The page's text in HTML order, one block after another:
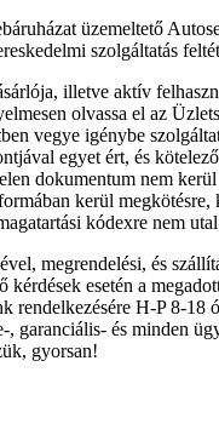
üzemeltető
szolgáltatás
illetve aktív
olvassa el az
vegye igénybe
egyet ért, és
dokumentum nem kerül
kerül megkötésre,
kódexre nem
megrendelési, és
kérdések esetén a
rendelkezésére H-P 8-18
, garanciális- és minden
gyorsan!